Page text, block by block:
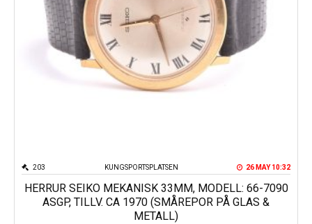
KUNGSPORTSPLATSEN
203 26 MAY 10:32
HERRUR SEIKO MEKANISK 33MM, MODELL: 66-7090
ASGP, TILLV. CA 1970 (SMÅREPOR PÅ GLAS &
METALL)